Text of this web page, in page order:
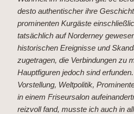
desto authentischer ihre
prominenten Kurgäste
tatsächlich auf Norderney
historischen Ereignisse und
zugetragen, die Verbindungen zu
Hauptfiguren jedoch sind
Vorstellung, Weltpolitik,
in einem Friseursalon
reizvoll fand, musste ich auch in